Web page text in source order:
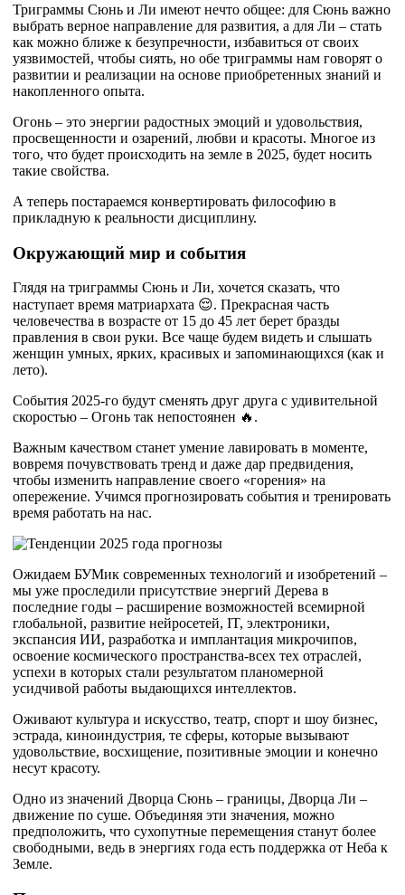
Триграммы Сюнь и Ли имеют нечто общее: для Сюнь важно
выбрать верное направление для развития, а для Ли – стать
как можно ближе к безупречности, избавиться от своих
уязвимостей, чтобы сиять, но обе триграммы нам говорят о
развитии и реализации на основе приобретенных знаний и
накопленного опыта.
Огонь – это энергии радостных эмоций и удовольствия,
просвещенности и озарений, любви и красоты. Многое из
того, что будет происходить на земле в 2025, будет носить
такие свойства.
А теперь постараемся конвертировать философию в
прикладную к реальности дисциплину.
Окружающий мир и события
Глядя на триграммы Сюнь и Ли, хочется сказать, что
наступает время матриархата 😌. Прекрасная часть
человечества в возрасте от 15 до 45 лет берет бразды
правления в свои руки. Все чаще будем видеть и слышать
женщин умных, ярких, красивых и запоминающихся (как и
лето).
События 2025-го будут сменять друг друга с удивительной
скоростью – Огонь так непостоянен 🔥.
Важным качеством станет умение лавировать в моменте,
вовремя почувствовать тренд и даже дар предвидения,
чтобы изменить направление своего «горения» на
опережение. Учимся прогнозировать события и тренировать
время работать на нас.
Ожидаем БУМик современных технологий и изобретений –
мы уже проследили присутствие энергий Дерева в
последние годы – расширение возможностей всемирной
глобальной, развитие нейросетей, IT, электроники,
экспансия ИИ, разработка и имплантация микрочипов,
освоение космического пространства-всех тех отраслей,
успехи в которых стали результатом планомерной
усидчивой работы выдающихся интеллектов.
Оживают культура и искусство, театр, спорт и шоу бизнес,
эстрада, киноиндустрия, те сферы, которые вызывают
удовольствие, восхищение, позитивные эмоции и конечно
несут красоту.
Одно из значений Дворца Сюнь – границы, Дворца Ли –
движение по суше. Объединяя эти значения, можно
предположить, что сухопутные перемещения станут более
свободными, ведь в энергиях года есть поддержка от Неба к
Земле.